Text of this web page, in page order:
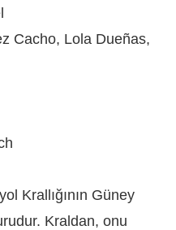
Cacho, Lola Dueñas,
Krallığının Güney
Kraldan, onu